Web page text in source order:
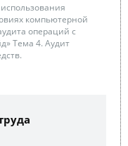
компьютерной
операций с
Тема 4. Аудит